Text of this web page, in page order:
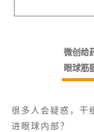
微创给
眼球筋
很多人会疑惑，干
进眼球内部？